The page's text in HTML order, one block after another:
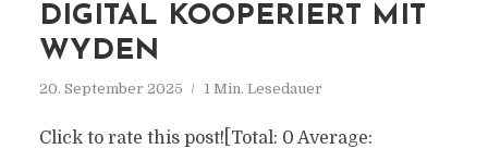
DIGITAL KOOPERIERT MIT
WYDEN
20. September 2025 1 Min. Lesedauer
Click to rate this post![Total: 0 Average: